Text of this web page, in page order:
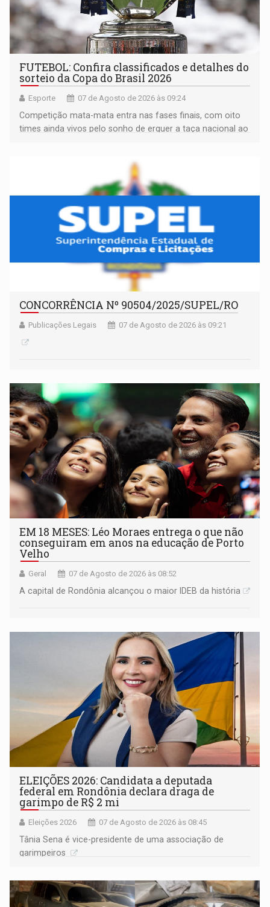
FUTEBOL: Confira classificados e detalhes do
sorteio da Copa do Brasil 2026
Esporte 07 de Agosto de 2026 às 09:24
Competição mata-mata entra nas fases finais, com oito
times ainda vivos pelo sonho de erguer a taça nacional ao
CONCORRÊNCIA Nº 90504/2025/SUPEL/RO
Publicações Legais 07 de Agosto de 2026 às 09:21
EM 18 MESES: Léo Moraes entrega o que não
conseguiram em anos na educação de Porto
Velho
Geral 07 de Agosto de 2026 às 08:52
A capital de Rondônia alcançou o maior IDEB da história
ELEIÇÕES 2026: Candidata a deputada
federal em Rondônia declara draga de
garimpo de R$ 2 mi
Eleições 2026 07 de Agosto de 2026 às 08:45
Tânia Sena é vice-presidente de uma associação de
garimpeiros